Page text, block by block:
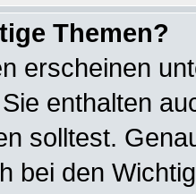
Themen?
erscheinen
enthalten
solltest.
bei den